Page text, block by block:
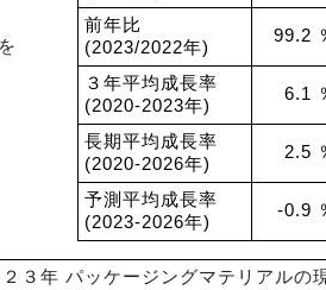
前年比
(2023/2022年)
99.2
３年平均成長率
(2020-2023年)
6.1
長期平均成長率
(2020-2026年)
2.5
予測平均成長率
(2023-2026年)
-0.9
３年 パッケージングマテリアルの